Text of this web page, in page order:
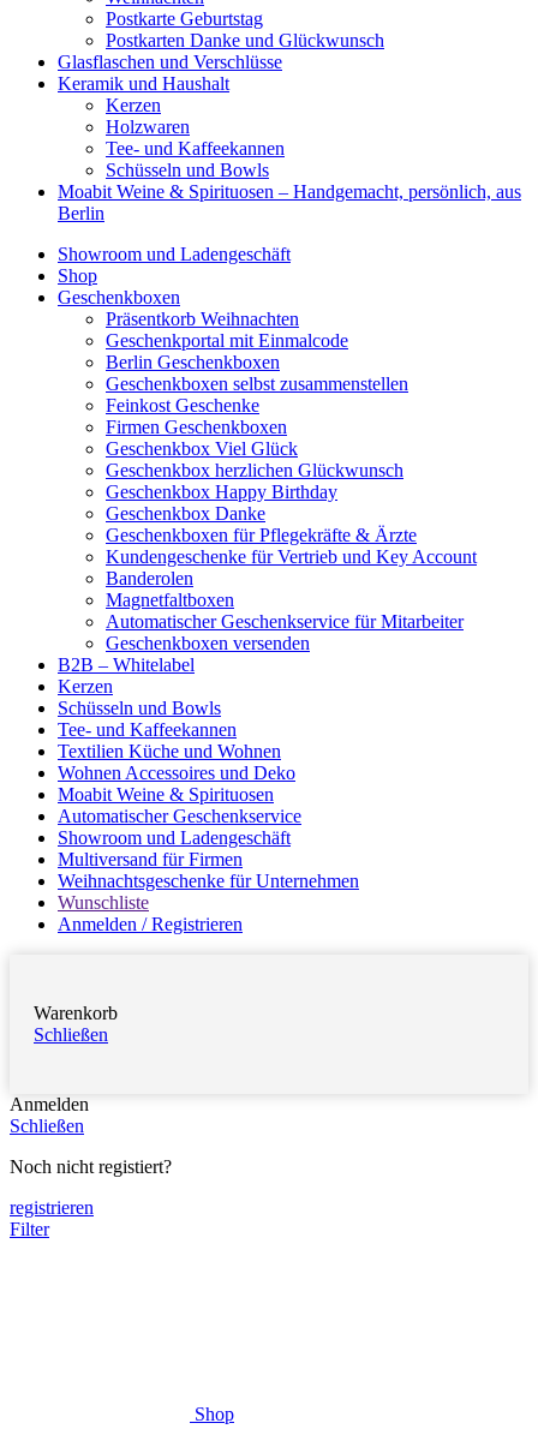
Postkarte Geburtstag
Postkarten Danke und Glückwunsch
Glasflaschen und Verschlüsse
Keramik und Haushalt
Kerzen
Holzwaren
Tee- und Kaffeekannen
Schüsseln und Bowls
Moabit Weine & Spirituosen – Handgemacht, persönlich, aus
Berlin
Showroom und Ladengeschäft
Shop
Geschenkboxen
Präsentkorb Weihnachten
Geschenkportal mit Einmalcode
Berlin Geschenkboxen
Geschenkboxen selbst zusammenstellen
Feinkost Geschenke
Firmen Geschenkboxen
Geschenkbox Viel Glück
Geschenkbox herzlichen Glückwunsch
Geschenkbox Happy Birthday
Geschenkbox Danke
Geschenkboxen für Pflegekräfte & Ärzte
Kundengeschenke für Vertrieb und Key Account
Banderolen
Magnetfaltboxen
Automatischer Geschenkservice für Mitarbeiter
Geschenkboxen versenden
B2B – Whitelabel
Kerzen
Schüsseln und Bowls
Tee- und Kaffeekannen
Textilien Küche und Wohnen
Wohnen Accessoires und Deko
Moabit Weine & Spirituosen
Automatischer Geschenkservice
Showroom und Ladengeschäft
Multiversand für Firmen
Weihnachtsgeschenke für Unternehmen
Wunschliste
Anmelden / Registrieren
Warenkorb
Schließen
Anmelden
Schließen
Noch nicht registiert?
registrieren
Filter
Shop